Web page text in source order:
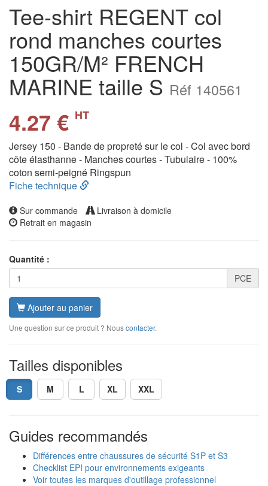
Tee-shirt REGENT col
rond manches courtes
150GR/M² FRENCH
MARINE taille S Réf 140561
4.27 € HT
Jersey 150 - Bande de propreté sur le col - Col avec bord
côte élasthanne - Manches courtes - Tubulaire - 100%
coton semi-peigné Ringspun
Fiche technique
Sur commande
Livraison à domicile
Retrait en magasin
Quantité :
PCE
Ajouter au panier
Une question sur ce produit ? Nouscontacter.
Tailles disponibles
S M L XL XXL
Guides recommandés
Différences entre chaussures de sécurité S1P et S3
Checklist EPI pour environnements exigeants
Voir toutes les marques d'outillage professionnel